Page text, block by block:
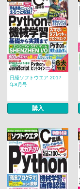
日経ソフトウエア 2017
年8月号
購入